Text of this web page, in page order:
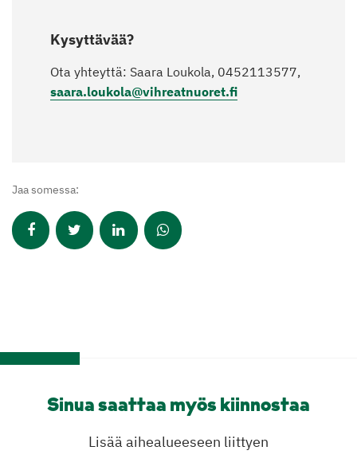
Kysyttävää?
Ota yhteyttä: Saara Loukola, 0452113577,
saara.loukola@vihreatnuoret.fi
Jaa somessa:
Sinua saattaa myös kiinnostaa
Lisää aihealueeseen liittyen